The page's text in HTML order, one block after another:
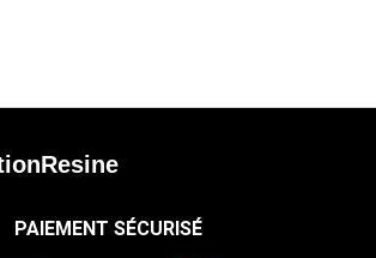
PAIEMENT SÉCURISÉ